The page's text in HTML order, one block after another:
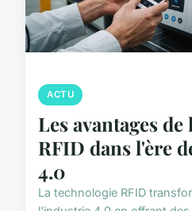
ACTU
Les avantages
RFID dans l'ère
4.0
La technologie RFID